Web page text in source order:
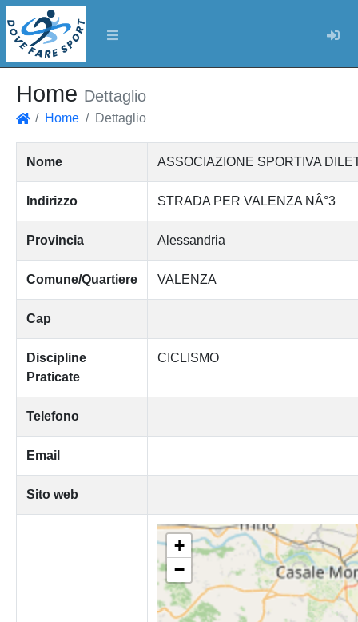
Home Dettaglio
Home Dettaglio
Nome ASSOCIAZIONE SPORTIVA
Indirizzo STRADA PER VALENZA NÂ°3
Provincia Alessandria
Comune/Quartiere VALENZA
Cap
Discipline
Praticate
CICLISMO
Telefono
Email
Sito web
+
−